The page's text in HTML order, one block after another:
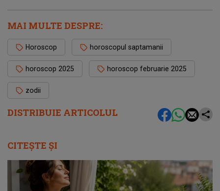
DISTRIBUIE ARTICOLUL
MAI MULTE DESPRE:
Horoscop horoscopul saptamanii
horoscop 2025 horoscop februarie 2025
zodii
CITEȘTE ȘI